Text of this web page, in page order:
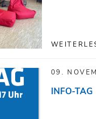
09.
INFO-TAG